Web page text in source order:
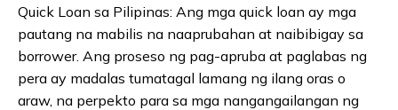
Quick Loan sa Pilipinas: Ang mga quick loan ay mga
pautang na mabilis na naaprubahan at naibibigay sa
borrower. Ang proseso ng pag-apruba at paglabas ng
pera ay madalas tumatagal lamang ng ilang oras o
araw, na perpekto para sa mga nangangailangan ng